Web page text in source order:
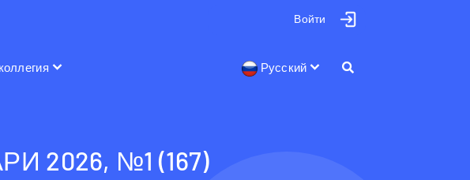
Войти
Русский
2026, №1 (167)